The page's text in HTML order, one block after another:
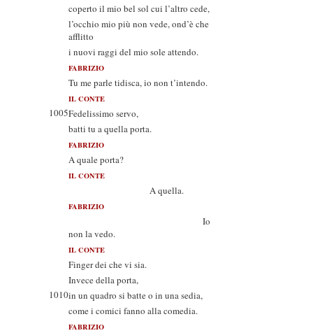
coperto il mio bel sol cui l’altro cede,
l’occhio mio più non vede, ond’è che
afflitto
i nuovi raggi del mio sole attendo.
FABRIZIO
Tu me parle tidisca, io non t’intendo.
IL CONTE
1005Fedelissimo servo,
batti tu a quella porta.
FABRIZIO
A quale porta?
IL CONTE
A quella.
FABRIZIO
Io
non la vedo.
IL CONTE
Finger dei che vi sia.
Invece della porta,
1010in un quadro si batte o in una sedia,
come i comici fanno alla comedia.
FABRIZIO